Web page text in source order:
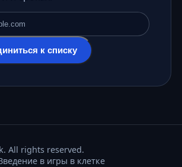
почты
к списку
All rights reserved.
в игры в клетке